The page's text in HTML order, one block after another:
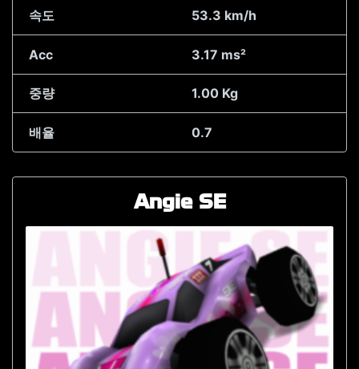
속도 53.3 km/h
Acc 3.17 ms²
중량 1.00 Kg
배율 0.7
Angie SE